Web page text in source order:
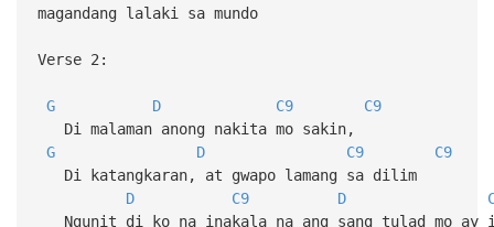
magandang lalaki sa mundo
Verse 2:
G D C9
C9
Di malaman anong nakita mo sakin,
G
D C9
C9
Di katangkaran, at gwapo lamang sa dilim
D
C9 D
Ngunit di ko na inakala na ang sang tulad mo